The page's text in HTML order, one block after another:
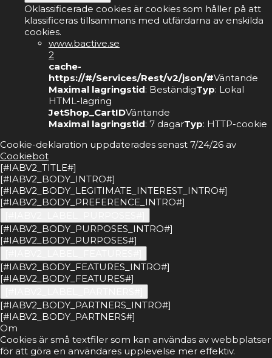
Oklassificerade cookies är cookies som håller på att
klassificeras tillsammans med utfärdarna av enskilda
cookies.
www.bactive.se
2
cache-
https://#/Services/Rest/v2/json/#Väntande
Maximal lagringstid: BeständigTyp: Lokal
HTML-lagring
JetShop_CartIDVäntande
Maximal lagringstid: 7 dagarTyp: HTTP-cookie
Cookie-deklaration uppdaterades senast 7/24/26 av
Cookiebot
[#IABV2_TITLE#]
[#IABV2_BODY_INTRO#]
[#IABV2_BODY_LEGITIMATE_INTEREST_INTRO#]
[#IABV2_BODY_PREFERENCE_INTRO#]
[#IABV2_BODY_PURPOSES_INTRO#]
[#IABV2_BODY_PURPOSES#]
[#IABV2_BODY_FEATURES_INTRO#]
[#IABV2_BODY_FEATURES#]
[#IABV2_BODY_PARTNERS_INTRO#]
[#IABV2_BODY_PARTNERS#]
Om
Cookies är små textfiler som kan användas av webbplatser
för att göra en användares upplevelse mer effektiv.